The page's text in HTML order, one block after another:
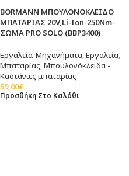
BORMANN ΜΠΟΥΛΟΝΟΚΛΕΙΔΟ
ΜΠΑΤΑΡΙΑΣ 20V,Li-Ion-250Nm-
ΣΩΜΑ PRO SOLO (BBP3400)
Εργαλεία-Μηχανήματα Εργαλεία
Μπαταρίας Μπουλονόκλειδα -
Καστάνιες μπαταρίας
59,00€
Προσθήκη Στο Καλάθι